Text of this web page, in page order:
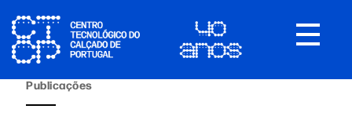
Toggle
Publicações